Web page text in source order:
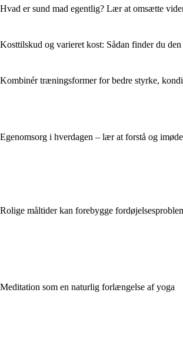
Hvad er sund mad egentlig? Lær at omsætte
Kosttilskud og varieret kost: Sådan finder du den
Kombinér træningsformer for bedre styrke,
Egenomsorg i hverdagen – lær at forstå og
Rolige måltider kan forebygge
Meditation som en naturlig forlængelse af yoga